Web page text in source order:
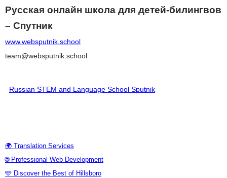
Русская онлайн школа для детей-билингвов
– Спутник
www.websputnik.school
team@websputnik.school
Russian STEM and Language School Sputnik
🌍 Translation Services
🌐 Professional Web Development
🩵 Discover the Best of Hillsboro